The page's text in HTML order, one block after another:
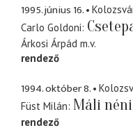
1995. június 16.
Carlo Goldoni
Árkosi Árpád m.v.
rendező
1994. október 8.
Füst Milán Máli néni
rendező